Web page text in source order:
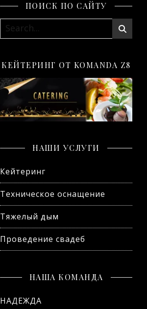
ПОИСК ПО САЙТУ
КЕЙТЕРИНГ ОТ KOMANDA Z8
НАШИ УСЛУГИ
Кейтеринг
Техническое оснащение
Тяжелый дым
Проведение свадеб
НАША КОМАНДА
НАДЕЖДА